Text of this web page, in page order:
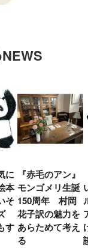
に
本
そ
す
『赤毛のアン』
モンゴメリ生誕
150周年 村岡
花子訳の魅力を
あらためて考え
る